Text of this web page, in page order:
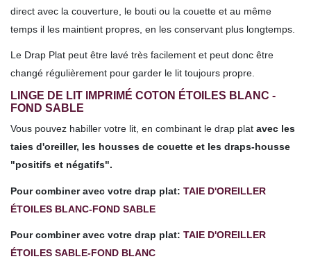
direct avec la couverture, le bouti ou la couette et au même
temps il les maintient propres, en les conservant plus longtemps.
Le Drap Plat peut être lavé très facilement et peut donc être
changé régulièrement pour garder le lit toujours propre.
LINGE DE LIT IMPRIMÉ COTON ÉTOILES BLANC -
FOND SABLE
Vous pouvez habiller votre lit, en combinant le drap plat avec les
taies d'oreiller, les housses de couette et les draps-housse
"positifs et négatifs".
Pour combiner avec votre drap plat: TAIE D'OREILLER
ÉTOILES BLANC-FOND SABLE
Pour combiner avec votre drap plat: TAIE D'OREILLER
ÉTOILES SABLE-FOND BLANC